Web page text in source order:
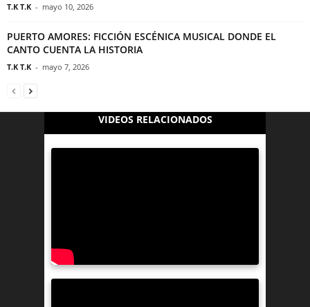
T.K T.K - mayo 10, 2026
PUERTO AMORES: FICCIÓN ESCÉNICA MUSICAL DONDE EL
CANTO CUENTA LA HISTORIA
T.K T.K - mayo 7, 2026
VIDEOS RELACIONADOS